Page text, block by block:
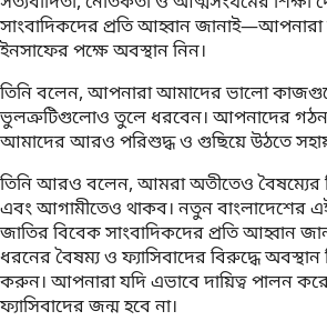
সাংবাদিকদের প্রতি আহ্বান
ইনসাফের পক্ষে অবস্থান নিন।
তিনি বলেন, আপনারা আমাদের ভালো
ভুলত্রুটিগুলোও তুলে ধরবেন। আপনাদের
আমাদের আরও পরিশুদ্ধ ও গুছিয়ে উঠতে
তিনি আরও বলেন, আমরা অতীতেও বৈষম্যের
এবং আগামীতেও থাকব। নতুন বাংলাদেশের
জাতির বিবেক সাংবাদিকদের প্রতি আহ্বান
ধরনের বৈষম্য ও ফ্যাসিবাদের বিরুদ্ধে
করুন। আপনারা যদি এভাবে দায়িত্ব পালন
ফ্যাসিবাদের জন্ম হবে না।